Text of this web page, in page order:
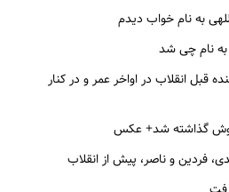
به نام خواب دیدم
به نام چی شد
قبل انقلاب در اواخر عمر و در کنار
گذاشته شد+ عکس
فردین و ناصر، پیش از انقلاب